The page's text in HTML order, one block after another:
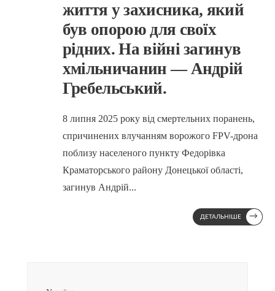
життя у захисника, який
був опорою для своїх
рідних. На війні загинув
хмільничанин — Андрій
Гребельський.
8 липня 2025 року від смертельних поранень,
спричинених влучанням ворожого FPV-дрона
поблизу населеного пункту Федорівка
Краматорського району Донецької області,
загинув Андрій...
ДЕТАЛЬНІШЕ →